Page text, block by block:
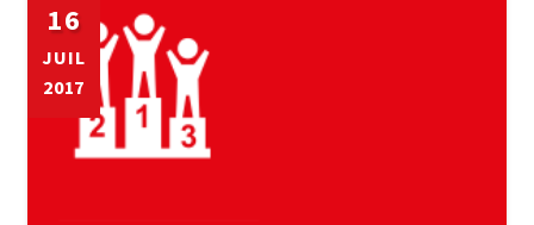
16
JUIL
2017